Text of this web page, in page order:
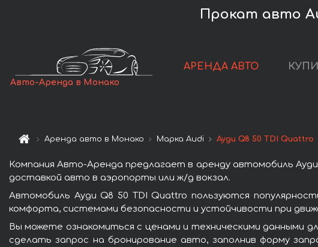
Прокат авто
Авто-Аренда в Монако
АРЕНДА АВТО
Аренда авто в Монако Марка Audi Ауди Q8 50 TDI Quattro
Компания Авто-Аренда предлагает в аренду автомобиль
доставкой авто в аэропорты или ж/д вокзал.
Автомобиль Ауди Q8 50 TDI Quattro пользуются
комфорта, системами безопасности и устойчивости при
Вы можете ознакомиться с ценами и техническими данными
сделать запрос на бронирование авто, заполнив форму